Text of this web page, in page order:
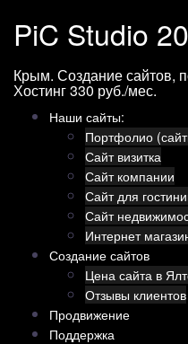
содержимому
PiC Studio
Крым. Создание сайтов,
Хостинг 330 руб./мес.
Наши сайты:
Портфолио
Сайт визитка
Сайт компании
Сайт для
Сайт
Интернет
Создание сайтов
Цена сайта в
Отзывы клиентов
Продвижение
Поддержка